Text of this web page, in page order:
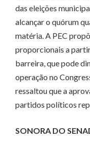
das eleições
alcançar o quórum
matéria. A PEC
proporcionais a
barreira, que pode
operação no
ressaltou que a
partidos políticos
SONORA DO